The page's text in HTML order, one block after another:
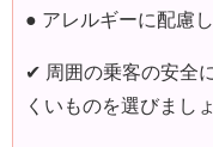
● アレルギーに配慮
✔ 周囲の乗客の安全
くいものを選びましょ